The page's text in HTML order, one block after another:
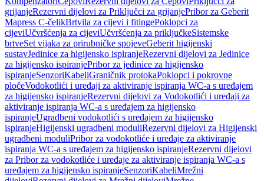
grijanjeRezervni dijelovi za Priključci za grijanjePribor za Geberit
Mapress C-čelikBrtvila za cijevi i fitingePoklopci za
cijeviUčvršćenja za cijeviUčvršćenja za priključkeSistemske
brtveSet vijaka za prirubničke spojeveGeberit higijenski
sustavJedinice za higijensko ispiranjeRezervni dijelovi za Jedinice
za higijensko ispiranjePribor za jedinice za higijensko
ispiranjeSenzoriKabeliGraničnik protokaPoklopci i pokrovne
pločeVodokotlići i uređaji za aktiviranje ispiranja WC-a s uređajem
za higijensko ispiranjeRezervni dijelovi za Vodokotlići i uređaji za
aktiviranje ispiranja WC-a s uređajem za higijensko
ispiranjeUgradbeni vodokotlići s uređajem za higijensko
ispiranjeHigijenski ugradbeni moduliRezervni dijelovi za Higijenski
ugradbeni moduliPribor za vodokotliće i uređaje za aktiviranje
ispiranja WC-a s uređajem za higijensko ispiranjeRezervni dijelovi
za Pribor za vodokotliće i uređaje za aktiviranje ispiranja WC-a s
uređajem za higijensko ispiranjeSenzoriKabeliMrežni